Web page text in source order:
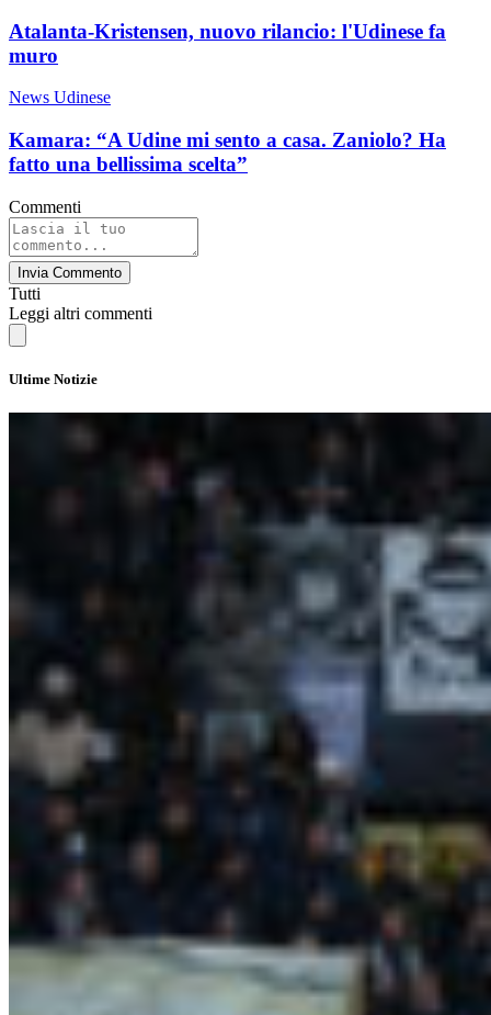
Atalanta-Kristensen, nuovo rilancio: l'Udinese fa
muro
News Udinese
Kamara: “A Udine mi sento a casa. Zaniolo? Ha
fatto una bellissima scelta”
Commenti
Invia Commento
Tutti
Leggi altri commenti
Ultime Notizie